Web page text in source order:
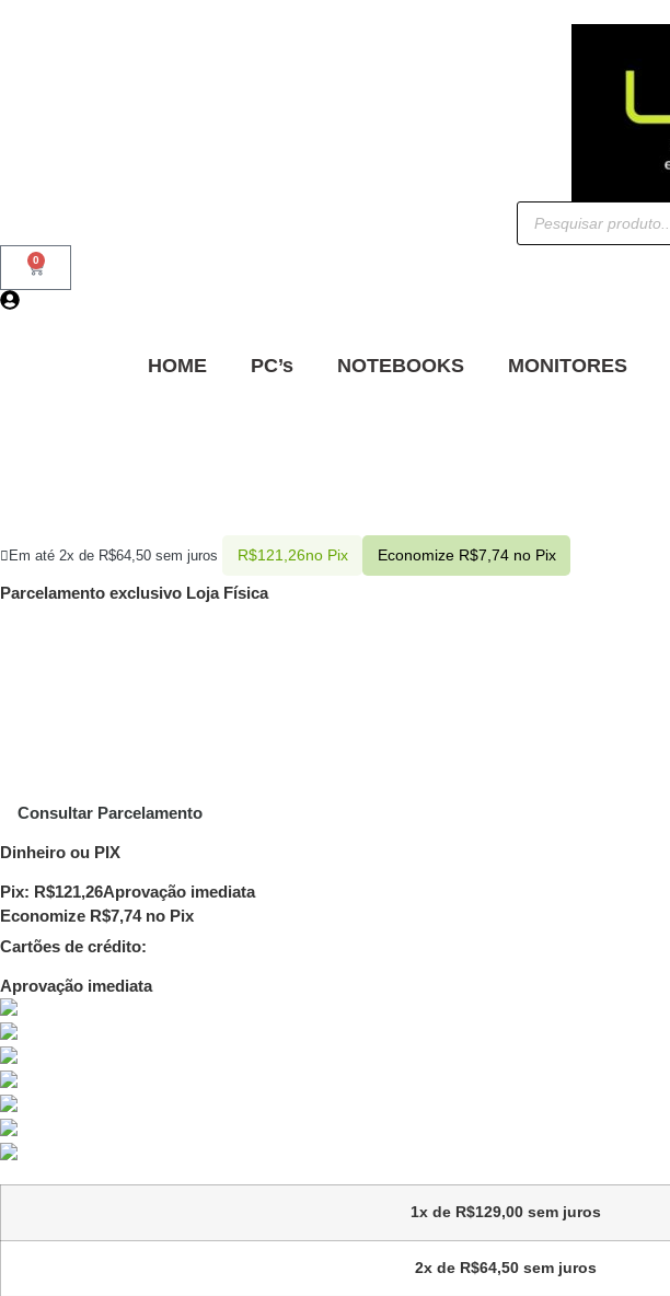
0
HOME PC’s NOTEBOOKS MONITORES
Em até 2x de R$64,50 sem juros R$121,26no Pix Economize R$7,74no Pix
Parcelamento exclusivo Loja Física
Consultar Parcelamento
Dinheiro ou PIX
Pix: R$121,26Aprovação imediata
Economize R$7,74no Pix
Cartões de crédito:
Aprovação imediata
1x de R$129,00 sem juros
2x de R$64,50 sem juros